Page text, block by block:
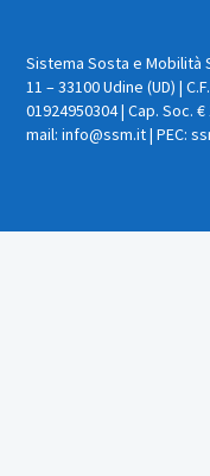
Sistema Sosta e Mobilità
11 – 33100 Udine (UD) |
01924950304 | Cap. Soc.
mail: info@ssm.it | PEC: